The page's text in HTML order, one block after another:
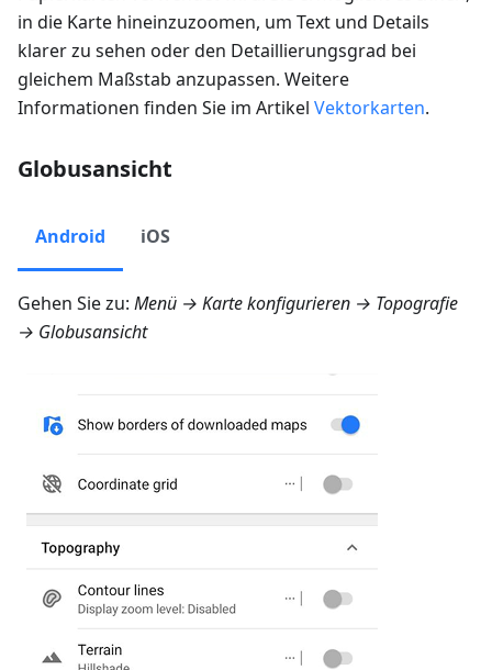
in die Karte hineinzuzoomen, um Text und Details
klarer zu sehen oder den Detaillierungsgrad bei
gleichem Maßstab anzupassen. Weitere
Informationen finden Sie im Artikel Vektorkarten.
Globusansicht
Android iOS
Gehen Sie zu: Menü → Karte konfigurieren → Topografie
→ Globusansicht